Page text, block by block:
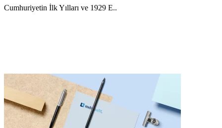
Cumhuriyetin İlk Yılları ve 1929 E..